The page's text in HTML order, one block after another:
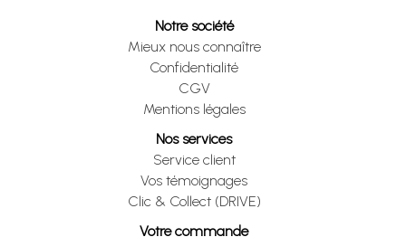
Notre société
Mieux nous connaître
Confidentialité
CGV
Mentions légales
Nos services
Service client
Vos témoignages
Clic & Collect (DRIVE)
Votre commande